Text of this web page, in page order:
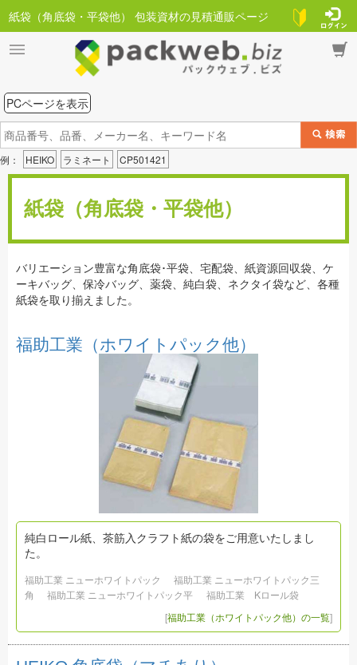
紙袋（角底袋・平袋他） 包装資材の見積通販ページ
PCページを表示
例： HEIKO ラミネート CP501421
紙袋（角底袋・平袋他）
バリエーション豊富な角底袋･平袋、宅配袋、紙資源回収袋、ケ
ーキバッグ、保冷バッグ、薬袋、純白袋、ネクタイ袋など、各種
紙袋を取り揃えました。
福助工業（ホワイトパック他）
純白ロール紙、茶筋入クラフト紙の袋をご用意いたしまし
た。
福助工業 ニューホワイトパック
福助工業 ニューホワイトパック三
角
福助工業 ニューホワイトパック平
福助工業 Kロール袋
[福助工業（ホワイトパック他）の一覧]